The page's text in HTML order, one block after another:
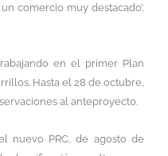
comercio muy destacado’,
en el primer Plan
Hasta el 28 de octubre,
al anteproyecto.
nuevo PRC, de agosto de